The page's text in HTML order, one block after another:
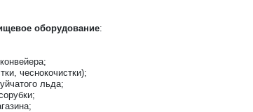
оборудование:
чеснокочистки);
льда;